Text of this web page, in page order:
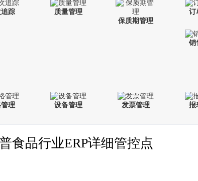
踪
质量管理
保质期管理
订
销
理 设备管理 发票管理 报
食品行业ERP详细管控点